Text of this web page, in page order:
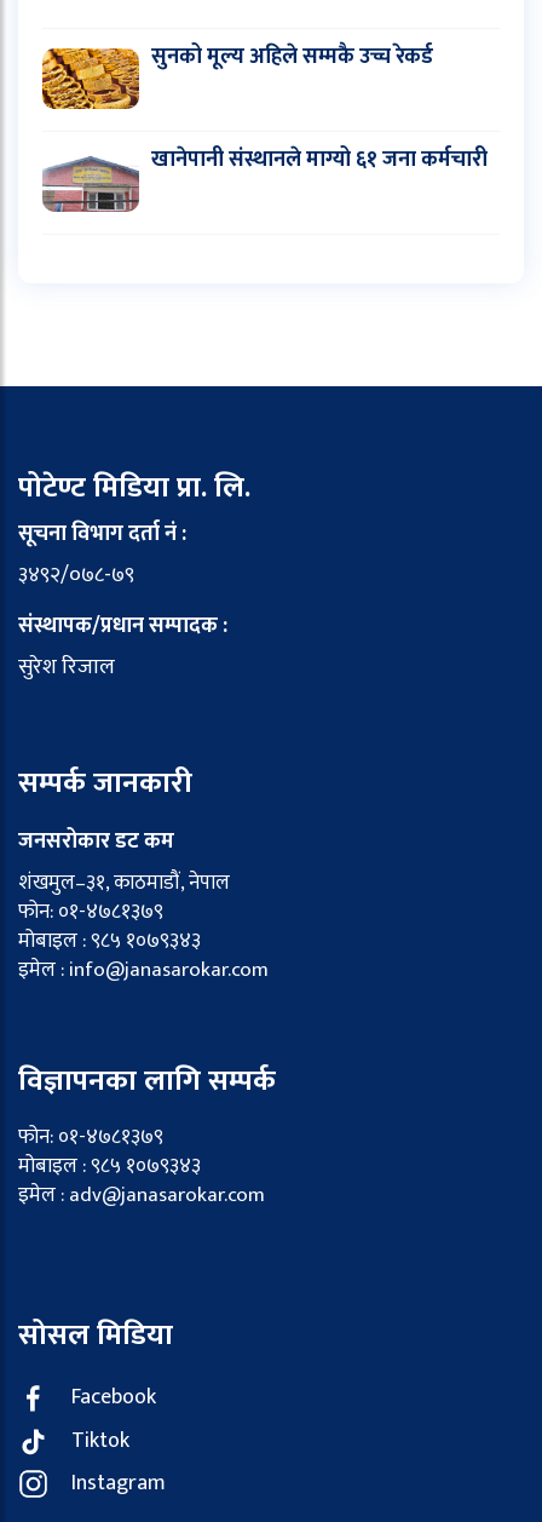
सुनको मूल्य अहिले सम्मकै उच्च रेकर्ड
खानेपानी संस्थानले माग्यो ६१ जना कर्मचारी
पोटेण्ट मिडिया प्रा. लि.
सूचना विभाग दर्ता नं :
३४९२/०७८-७९
संस्थापक/प्रधान सम्पादक :
सुरेश रिजाल
सम्पर्क जानकारी
जनसरोकार डट कम
शंखमुल–३१, काठमाडौं, नेपाल
फोन: ०१-४७८१३७९
मोबाइल : ९८५ १०७९३४३
इमेल : info@janasarokar.com
विज्ञापनका लागि सम्पर्क
फोन: ०१-४७८१३७९
मोबाइल : ९८५ १०७९३४३
इमेल : adv@janasarokar.com
सोसल मिडिया
Facebook
Tiktok
Instagram